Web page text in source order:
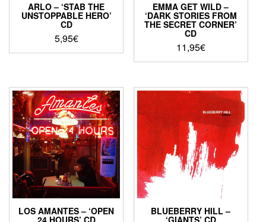
ARLO – ‘STAB THE
UNSTOPPABLE HERO’
CD
5,95€
EMMA GET WILD –
‘DARK STORIES FROM
THE SECRET CORNER’
CD
11,95€
LOS AMANTES – ‘OPEN
24 HOURS’ CD
BLUEBERRY HILL –
‘GIANTS’ CD